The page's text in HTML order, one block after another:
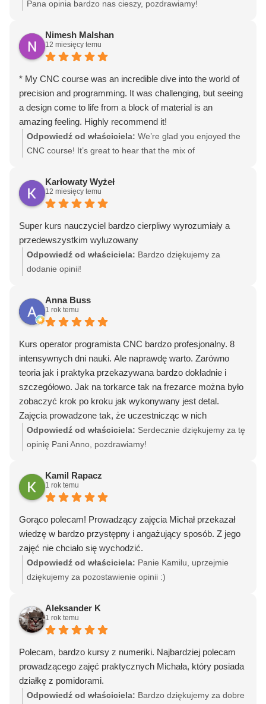
realnie zrozumieć obsługę maszyn i przełożyć teorię na
bardzo przyjazna, a poziom merytoryczny wysoki.
Zdecydowanie polecam ten kurs każdemu, kto chce
rzetelnie i w przyjemny sposób wejść w świat CNC.
Pana opinia bardzo nas cieszy, pozdrawiamy!
Nimesh Malshan
12 miesięcy temu
* My CNC course was an incredible dive into the world of
precision and programming. It was challenging, but seeing
a design come to life from a block of material is an
amazing feeling. Highly recommend it!
Odpowiedź od właściciela: We’re glad you enjoyed the
CNC course! It’s great to hear that the mix of
rewarding for you. Thanks for recommending us!
Karłowaty Wyżeł
12 miesięcy temu
Super kurs nauczyciel bardzo cierpliwy wyrozumiały a
przedewszystkim wyluzowany
Odpowiedź od właściciela: Bardzo dziękujemy za
dodanie opinii!
Anna Buss
1 rok temu
Kurs operator programista CNC bardzo profesjonalny. 8
intensywnych dni nauki. Ale naprawdę warto. Zarówno
teoria jak i praktyka przekazywana bardzo dokładnie i
szczegółowo. Jak na torkarce tak na frezarce można było
zobaczyć krok po kroku jak wykonywany jest detal.
Zajęcia prowadzone tak, że uczestnicząc w nich
sumiennie i przyswajając przekazywaną wiedzę jest się
dobrze przygotowanym do egzaminu. Każdy z
instruktor z jakim kiedykolwiek miałam przyjemność się
spotkać. Ogromną wiedzę, którą posiada przekazywał w
bardzo przyjemny sposób. Bardzo pozytywny człowiek.
Mile będę wspominała zajęcia z Michalem na tokarce i
oczywiście z "grupą wsparcia"
Odpowiedź od właściciela: Serdecznie dziękujemy za tę
opinię Pani Anno, pozdrawiamy!
Kamil Rapacz
1 rok temu
Gorąco polecam! Prowadzący zajęcia Michał przekazał
wiedzę w bardzo przystępny i angażujący sposób. Z jego
zajęć nie chciało się wychodzić.
Odpowiedź od właściciela: Panie Kamilu, uprzejmie
dziękujemy za pozostawienie opinii :)
Aleksander K
1 rok temu
Polecam, bardzo kursy z numeriki. Najbardziej polecam
prowadzącego zajęć praktycznych Michała, który posiada
działkę z pomidorami.
Odpowiedź od właściciela: Bardzo dziękujemy za dobre